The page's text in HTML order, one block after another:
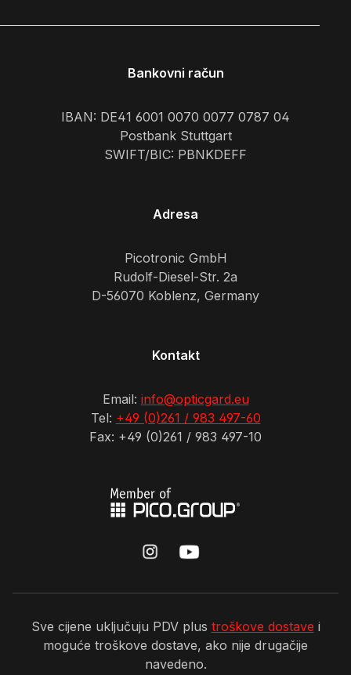
Bankovni račun
IBAN: DE41 6001 0070 0077 0787 04
Postbank Stuttgart
SWIFT/BIC: PBNKDEFF
Adresa
Picotronic GmbH
Rudolf-Diesel-Str. 2a
D-56070 Koblenz, Germany
Kontakt
Email: info@opticgard.eu
Tel: +49 (0)261 / 983 497-60
Fax: +49 (0)261 / 983 497-10
Sve cijene uključuju PDV plus troškove dostave i
moguće troškove dostave, ako nije drugačije
navedeno.